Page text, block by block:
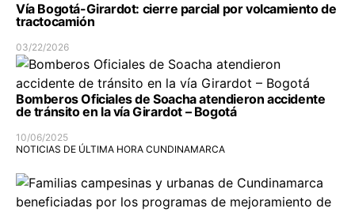
Vía Bogotá-Girardot: cierre parcial por volcamiento de
tractocamión
03/22/2026
Bomberos Oficiales de Soacha atendieron accidente
de tránsito en la vía Girardot – Bogotá
10/06/2025
NOTICIAS DE ÚLTIMA HORA CUNDINAMARCA